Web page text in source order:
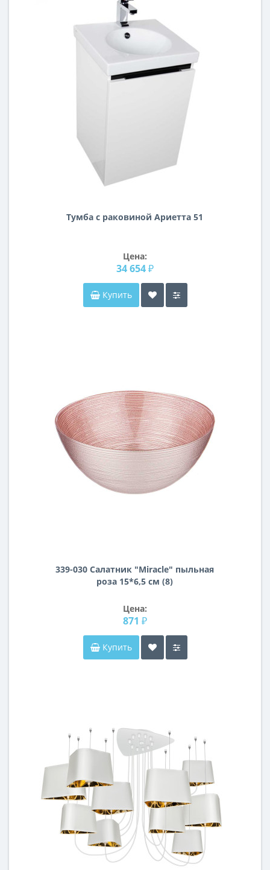
Тумба с раковиной Ариетта 51
Цена:
34 654 ₽
Купить
339-030 Салатник "Miracle" пыльная
роза 15*6,5 см (8)
Цена:
871 ₽
Купить